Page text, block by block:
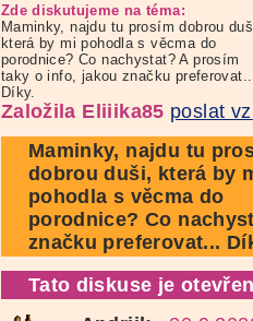
Zde diskutujeme na téma:
Maminky, najdu tu prosím dobrou
která by mi pohodla s věcma do
porodnice? Co nachystat? A prosím
taky o info, jakou značku
Díky.
Založila Eliiika85 poslat
Maminky, najdu tu
dobrou duši, která by
pohodla s věcma do
porodnice? Co
značku preferovat...
Tato diskuse je